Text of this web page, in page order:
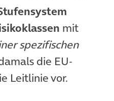
mit
spezifischen
die EU-
Leitlinie vor.